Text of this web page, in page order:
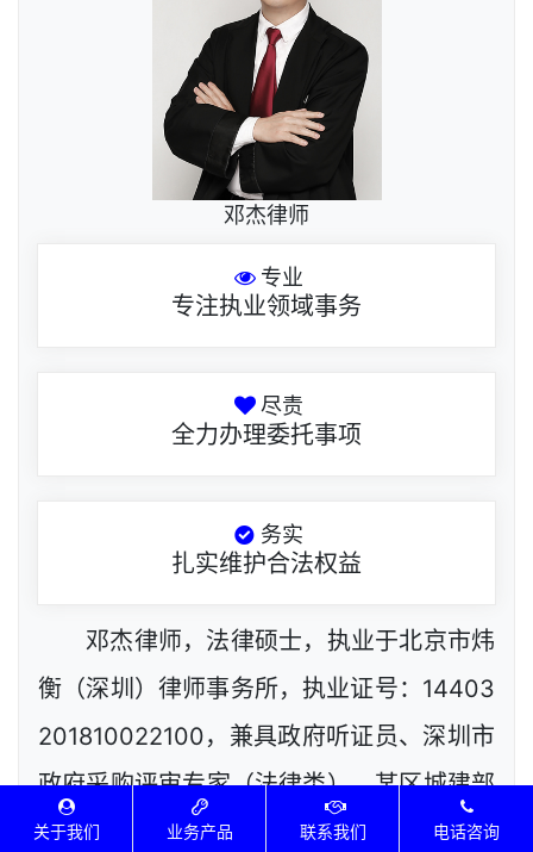
邓杰律师
专业
专注执业领域事务
尽责
全力办理委托事项
务实
扎实维护合法权益
邓杰律师，法律硕士，执业于北京市炜
衡（深圳）律师事务所，执业证号：14403
201810022100，兼具政府听证员、深圳市
政府采购评审专家（法律类）、某区城建部
门公职律师及建设工程定标专家等多重公职
关于我们 业务产品 联系我们 电话咨询